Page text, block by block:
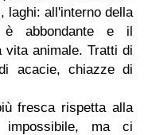
laghi: all'interno della
è abbondante e il
animale. Tratti di
acacie, chiazze di
fresca rispetta alla
impossibile, ma ci